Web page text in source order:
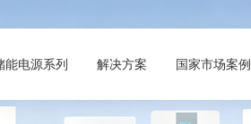
能电源系列 解决方案 国家市场案例